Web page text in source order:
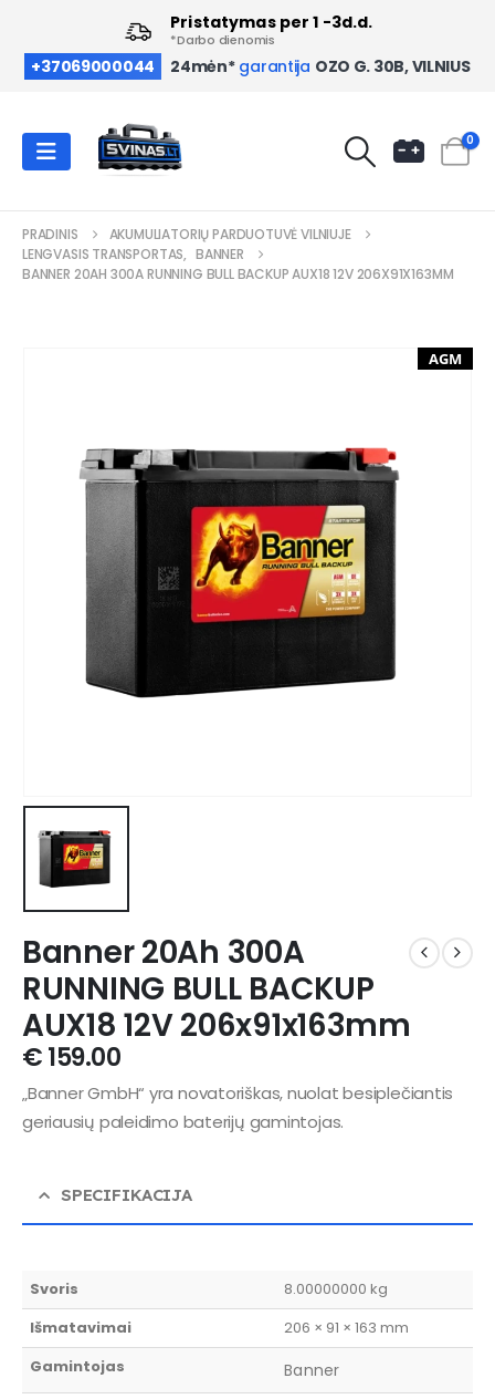
+37069000044 24mėn* garantija OZO G. 30B, VILNIUS
Pristatymas per 1 -3d.d.
*Darbo dienomis
0
PRADINIS
AKUMULIATORIŲ PARDUOTUVĖ VILNIUJE
LENGVASIS TRANSPORTAS, BANNER
BANNER 20AH 300A RUNNING BULL BACKUP AUX18 12V 206X91X163MM
AGM
Banner 20Ah 300A
RUNNING BULL BACKUP
AUX18 12V 206x91x163mm
€159.00
„Banner GmbH“ yra novatoriškas, nuolat besiplečiantis
geriausių paleidimo baterijų gamintojas.
SPECIFIKACIJA
Svoris
8.00000000 kg
Išmatavimai
206 × 91 × 163 mm
Gamintojas
Banner